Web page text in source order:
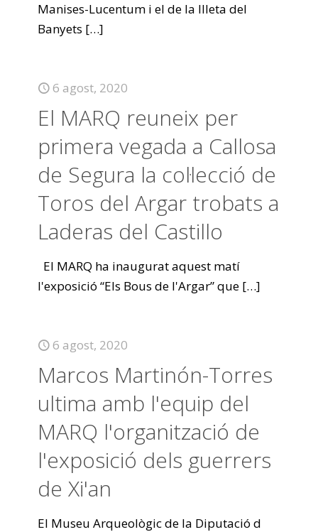
Manises-Lucentum i el de la Illeta del
Banyets […]
6 agost, 2020
El MARQ reuneix per
primera vegada a Callosa
de Segura la col·lecció de
Toros del Argar trobats a
Laderas del Castillo
El MARQ ha inaugurat aquest matí
l'exposició “Els Bous de l'Argar” que […]
6 agost, 2020
Marcos Martinón-Torres
ultima amb l'equip del
MARQ l'organització de
l'exposició dels guerrers
de Xi'an
El Museu Arqueològic de la Diputació d